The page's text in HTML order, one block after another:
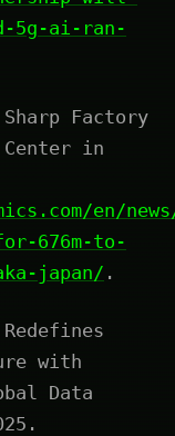
5g-ai-ran-
Factory
in
en/
676m-to-
japan/ .
with
Data